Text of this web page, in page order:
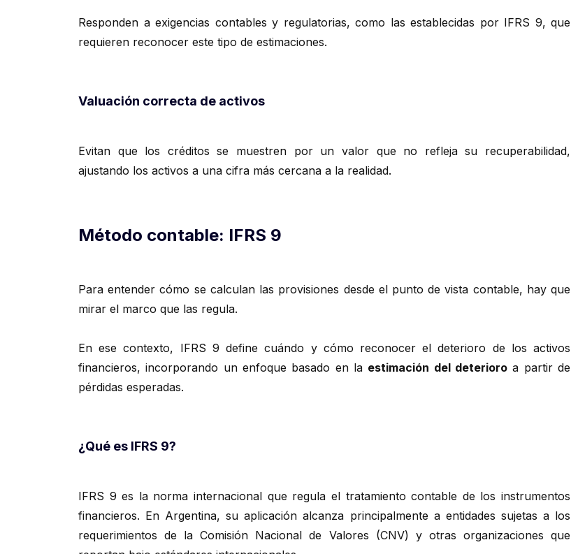
Responden a exigencias contables y regulatorias, como las establecidas por IFRS 9, que
requieren reconocer este tipo de estimaciones.
Valuación correcta de activos
Evitan que los créditos se muestren por un valor que no refleja su recuperabilidad,
ajustando los activos a una cifra más cercana a la realidad.
Método contable: IFRS 9
Para entender cómo se calculan las provisiones desde el punto de vista contable, hay que
mirar el marco que las regula.
En ese contexto, IFRS 9 define cuándo y cómo reconocer el deterioro de los activos
financieros, incorporando un enfoque basado en la estimación del deterioro a partir de
pérdidas esperadas.
¿Qué es IFRS 9?
IFRS 9 es la norma internacional que regula el tratamiento contable de los instrumentos
financieros. En Argentina, su aplicación alcanza principalmente a entidades sujetas a los
requerimientos de la Comisión Nacional de Valores (CNV) y otras organizaciones que